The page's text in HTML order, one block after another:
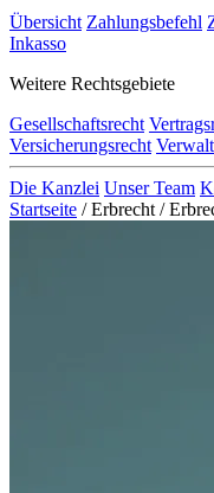
Übersicht Zahlungsbefehl
Inkasso
Weitere Rechtsgebiete
Gesellschaftsrecht
Versicherungsrecht
Die Kanzlei Unser Team
Startseite / Erbrecht /